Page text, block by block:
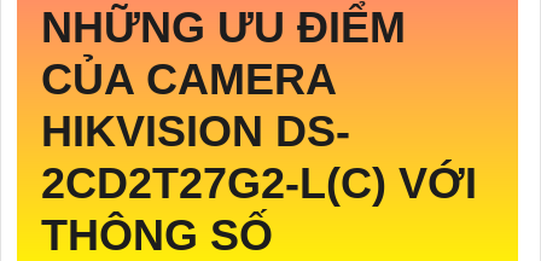
NHỮNG ƯU ĐIỂM
CỦA CAMERA
HIKVISION DS-
2CD2T27G2-L(C) VỚI
THÔNG SỐ